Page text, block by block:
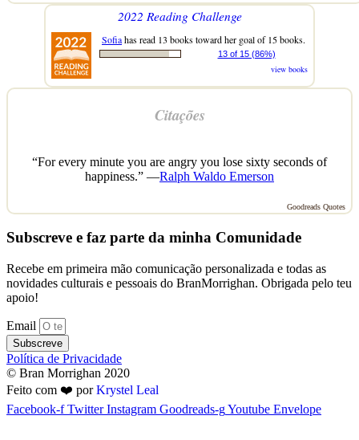
2022 Reading Challenge
Sofiahas read 13 books toward her goal of 15 books.
13 of 15 (86%)
view books
Citações
“For every minute you are angry you lose sixty seconds of
happiness.” —Ralph Waldo Emerson
Goodreads Quotes
Subscreve e faz parte da minha Comunidade
Recebe em primeira mão comunicação personalizada e todas as
novidades culturais e pessoais do BranMorrighan. Obrigada pelo teu
apoio!
Email
Subscreve
Política de Privacidade
© Bran Morrighan 2020
Feito com ❤️ porKrystel Leal
Facebook-f Twitter Instagram Goodreads-gYoutube Envelope